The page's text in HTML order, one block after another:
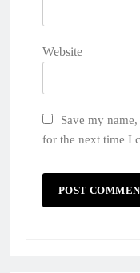
Website
Save my
for the next time I